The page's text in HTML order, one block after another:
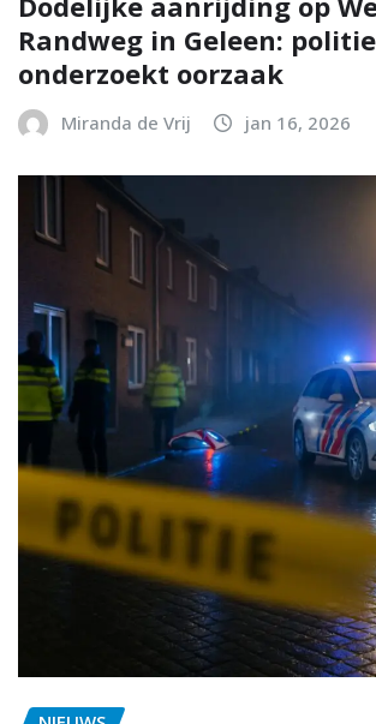
Randweg in Geleen: politie
onderzoekt oorzaak
Miranda de Vrij jan 16, 2026